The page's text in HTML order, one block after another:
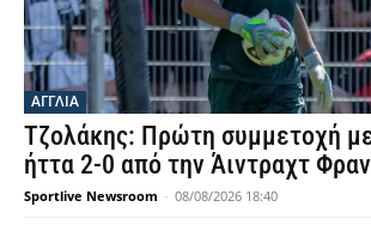
ΑΓΓΛΙΑ
Τζολάκης: Πρώτη συμμετοχή
ήττα 2-0 από την Άιντραχτ
Sportlive Newsroom - 08/08/2026 18:40